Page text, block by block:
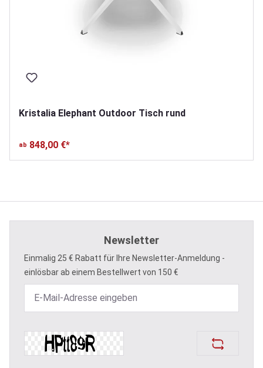
Kristalia Elephant Outdoor Tisch rund
ab 848,00 €*
Newsletter
Einmalig 25 € Rabatt für Ihre Newsletter-Anmeldung -
einlösbar ab einem Bestellwert von 150 €